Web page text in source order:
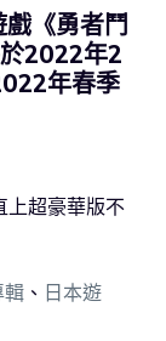
《勇者鬥
2022年2
年春季
上超豪華版不
輯、 日本遊